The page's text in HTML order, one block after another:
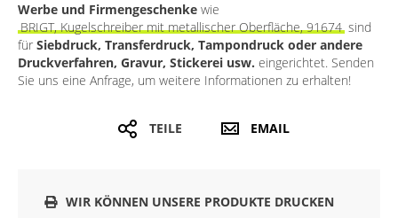
Werbe und Firmengeschenke wie
BRIGT, Kugelschreiber mit metallischer Oberfläche, 91674 sind
für Siebdruck, Transferdruck, Tampondruck oder andere
Druckverfahren, Gravur, Stickerei usw. eingerichtet. Senden
Sie uns eine Anfrage, um weitere Informationen zu erhalten!
TEILE EMAIL
WIR KÖNNEN UNSERE PRODUKTE DRUCKEN